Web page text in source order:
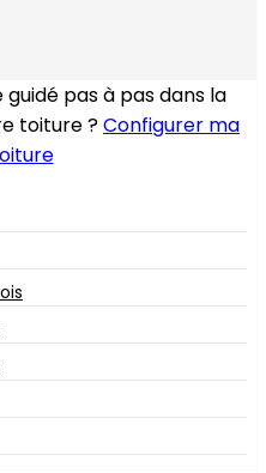
pas à pas dans la
toiture ?Configurer ma